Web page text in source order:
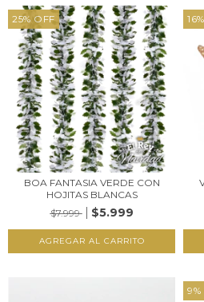
25% OFF
BOA FANTASIA VERDE CON
HOJITAS BLANCAS
$7.999
$5.999
16%
9%